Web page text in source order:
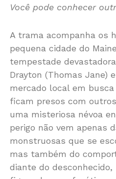
Você pode conhecer
A trama acompanha os
pequena cidade do
tempestade
Drayton (Thomas Jane)
mercado local em
ficam presos com
uma misteriosa névoa
perigo não vem apenas
monstruosas que se
mas também do
diante do